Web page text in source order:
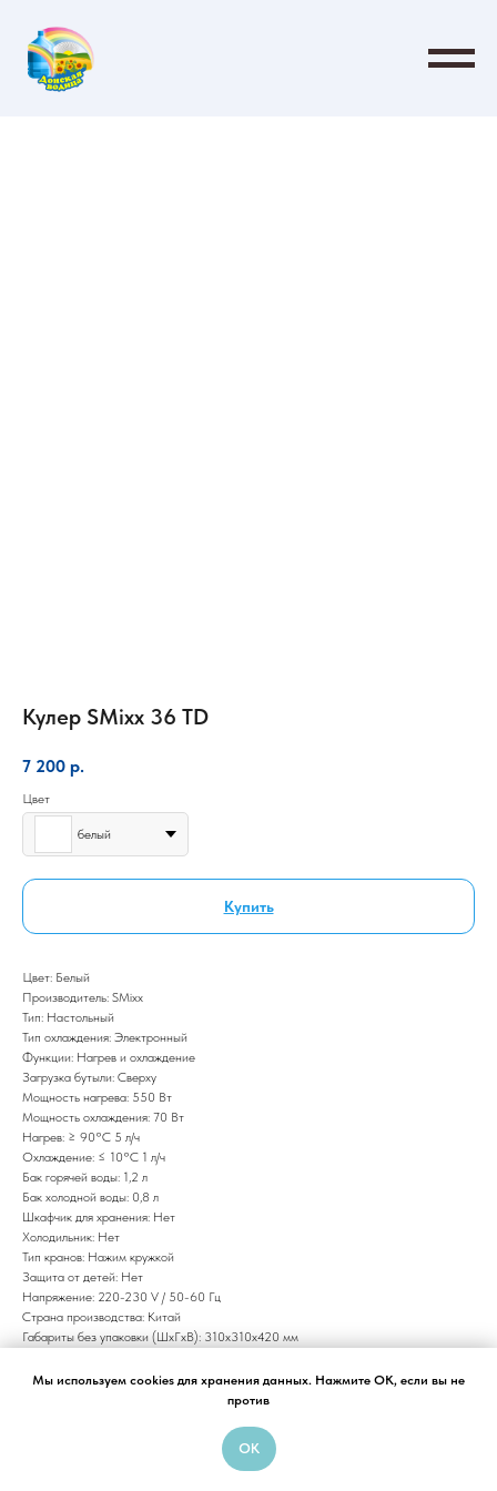
Мы используем cookies для хранения данных. Нажмите OK, если вы не
против
OK
Кулер SMixx 36 TD
7 200 р.
Цвет
белый
Купить
Цвет: Белый
Производитель: SMixx
Тип: Настольный
Тип охлаждения: Электронный
Функции: Нагрев и охлаждение
Загрузка бутыли: Сверху
Мощность нагрева: 550 Вт
Мощность охлаждения: 70 Вт
Нагрев: ≥ 90°С 5 л/ч
Охлаждение: ≤ 10°С 1 л/ч
Бак горячей воды: 1,2 л
Бак холодной воды: 0,8 л
Шкафчик для хранения: Нет
Холодильник: Нет
Тип кранов: Нажим кружкой
Защита от детей: Нет
Напряжение: 220-230 V / 50-60 Гц
Страна производства: Китай
Габариты без упаковки (ШxГxВ): 310х310х420 мм
Объем: 0,06 м³